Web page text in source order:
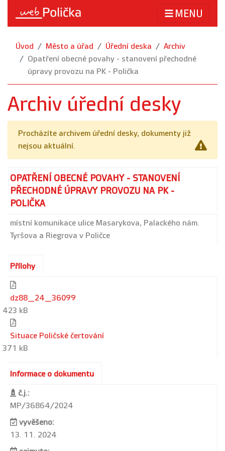
MENU
Úvod Město a úřad Úřední deska
Archiv
Opatření obecné povahy - stanovení přechodné
úpravy provozu na PK - Polička
Archiv úřední desky
Procházíte archivem úřední desky, dokumenty již
nejsou aktuální.
OPATŘENÍ OBECNÉ POVAHY - STANOVENÍ
PŘECHODNÉ ÚPRAVY PROVOZU NA PK -
POLIČKA
místní komunikace ulice Masarykova, Palackého nám.
Tyršova a Riegrova v Poličce
Přílohy
dz88_24_36099
423 kB
Situace Poličské čertování
371 kB
Informace o dokumentu
č.j.:
MP/36864/2024
vyvěšeno:
13. 11. 2024